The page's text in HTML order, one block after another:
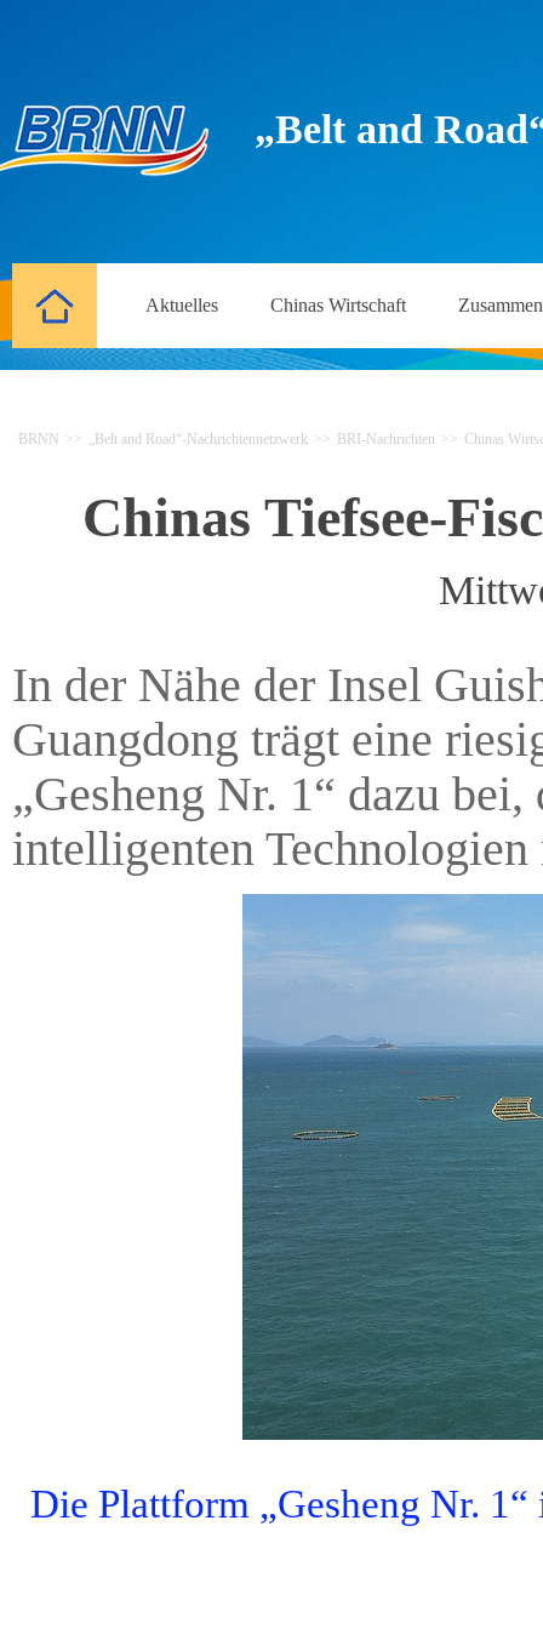
„Belt and
Aktuelles Chinas Wirtschaft
BRNN >> „Belt and Road“-Nachrichtennetzwerk >> BRI-Nachrichten >> Chinas
Chinas Tiefsee-
In der Nähe der Insel
Guangdong trägt eine
„Gesheng Nr. 1“ dazu
intelligenten Technologien
Die Plattform „Gesheng Nr.